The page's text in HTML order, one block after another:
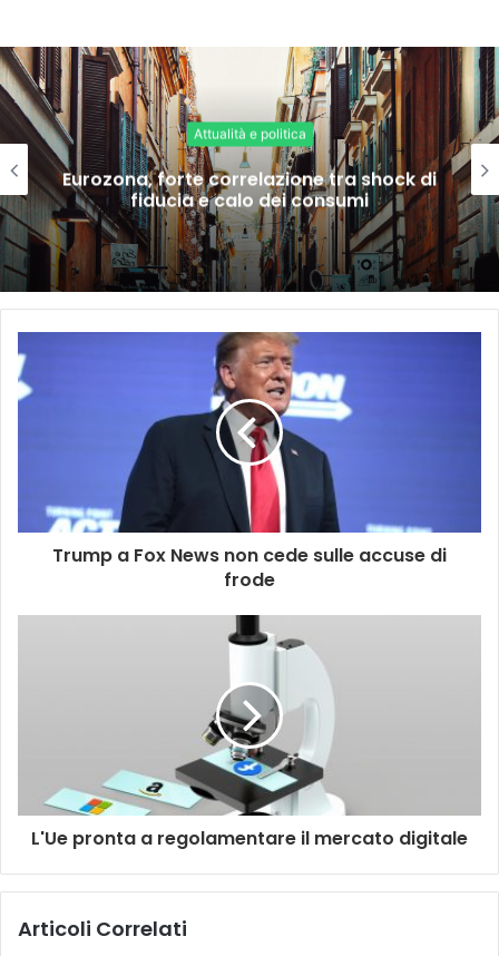
Attualità e politica
Eurozona, forte correlazione tra shock di
fiducia e calo dei consumi
Trump a Fox News non cede sulle accuse di
frode
L'Ue pronta a regolamentare il mercato digitale
Articoli Correlati